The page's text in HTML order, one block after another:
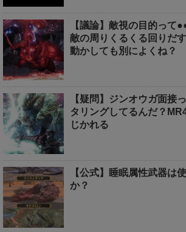
【議論】敵視の目的って
敵の周りくるくる回りだ
動かしても別によくね？
【疑問】ジンオウガ面接
タリングしてるんだ？
じかれる
【公式】睡眠属性武器は
か？